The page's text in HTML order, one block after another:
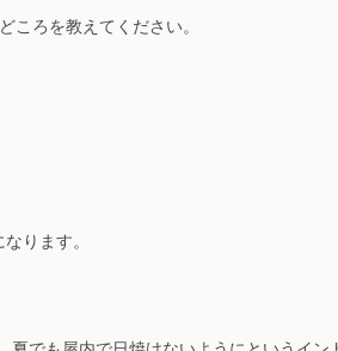
ろを教えてください。
ります。